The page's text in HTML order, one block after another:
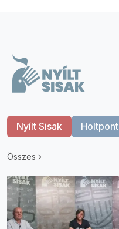
Nyílt Sisak Holtpont
Összes